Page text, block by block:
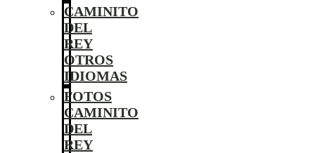
CAMINITO
DEL
REY
OTROS
IDIOMAS
FOTOS
CAMINITO
DEL
REY